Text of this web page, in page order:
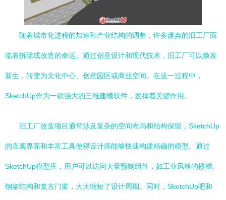
随着城市化进程的加速和产业结构的调整，许多废弃的旧工厂面
临着拆除或改造的命运。通过创意设计和现代技术，旧工厂可以焕发
新生，转变为文化中心、创意园区或商业空间。在这一过程中，
SketchUp作为一款强大的三维建模软件，发挥着关键作用。
旧工厂改造项目通常涉及复杂的空间布局和结构保留，SketchUp
的直观界面和丰富工具使得设计师能够快速构建精确的模型。通过
SketchUp模型库，用户可以访问大量预制组件，如工业风格的楼梯、
钢架结构和复古门窗，大大缩短了设计周期。同时，SketchUp吧和